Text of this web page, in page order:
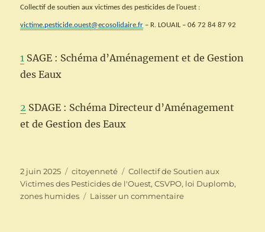
Collectif de soutien aux victimes des pesticides de l’ouest :
victime.pesticide.ouest@ecosolidaire.fr – R. LOUAIL – 06 72 84 87 92
1 SAGE : Schéma d’Aménagement et de Gestion
des Eaux
2 SDAGE : Schéma Directeur d’Aménagement
et de Gestion des Eaux
Publié
le
2 juin 2025 Catégories
citoyenneté Étiquettes
Collectif de Soutien aux
Victimes des Pesticides de l'Ouest,CSVPO, loi Duplomb,
zones humides
Laisser un commentairesur